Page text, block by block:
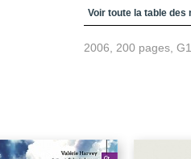
Table des
Voir toute la table des
2006, 200 pages,